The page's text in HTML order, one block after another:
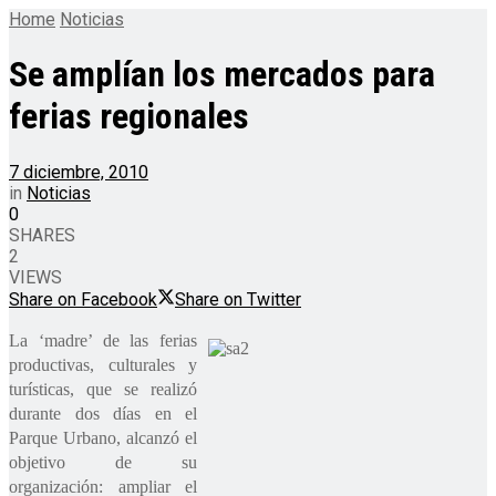
Home Noticias
Se amplían los mercados para
ferias regionales
7 diciembre, 2010
in Noticias
0
SHARES
2
VIEWS
Share on Facebook
Share on Twitter
La ‘madre’ de las ferias
productivas, culturales y
turísticas, que se realizó
durante dos días en el
Parque Urbano, alcanzó el
objetivo de su
organización: ampliar el